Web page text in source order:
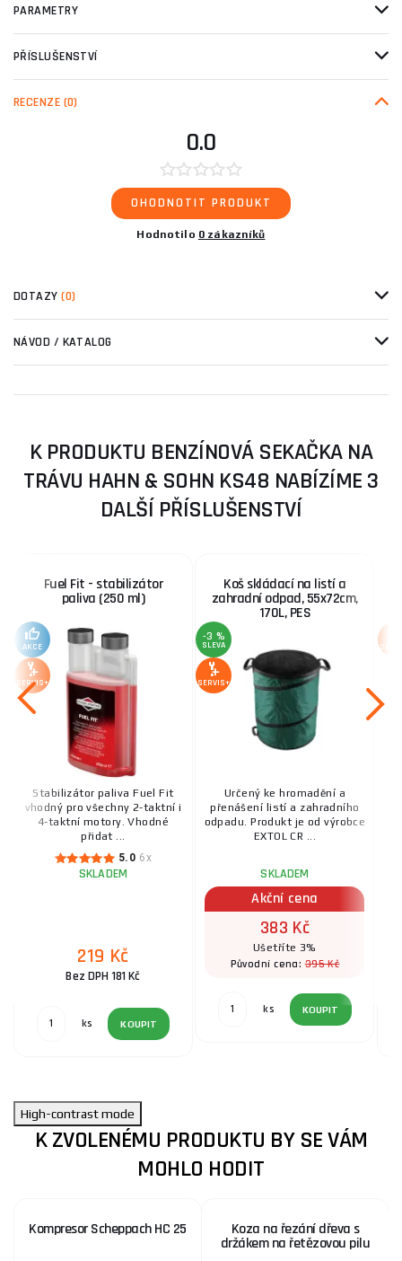
PARAMETRY
PŘÍSLUŠENSTVÍ
RECENZE (0)
0.0
OHODNOTIT PRODUKT
Hodnotilo 0 zákazníků
DOTAZY(0)
NÁVOD / KATALOG
K PRODUKTU BENZÍNOVÁ SEKAČKA NA
TRÁVU HAHN & SOHN KS48 NABÍZÍME 3
DALŠÍ PŘÍSLUŠENSTVÍ
Fuel Fit - stabilizátor
paliva (250 ml)
AKCE
SERVIS+
Stabilizátor paliva Fuel Fit
vhodný pro všechny 2-taktní i
4-taktní motory. Vhodné
přidat ...
5.0 6x
SKLADEM
219 Kč
Bez DPH 181 Kč
ks KOUPIT
Koš skládací na listí a
zahradní odpad, 55x72cm,
170L, PES
-3 %
SLEVA
SERVIS+
Určený ke hromadění a
přenášení listí a zahradního
odpadu. Produkt je od výrobce
EXTOL CR ...
SKLADEM
Akční cena
383 Kč
Ušetříte 3%
Původní cena:395 Kč
ks KOUPIT
High-contrast mode
K ZVOLENÉMU PRODUKTU BY SE VÁM
MOHLO HODIT
Kompresor Scheppach HC 25 Koza na řezání dřeva s
držákem na řetězovou pilu